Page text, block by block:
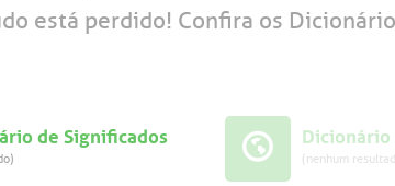
está perdido! Confira os
de Significados
(nenhum